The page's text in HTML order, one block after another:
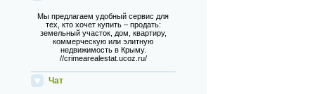
Мы предлагаем удобный сервис для
тех, кто хочет купить – продать:
земельный участок, дом, квартиру,
коммерческую или элитную
недвижимость в Крыму.
//crimearealestat.ucoz.ru/
Чат